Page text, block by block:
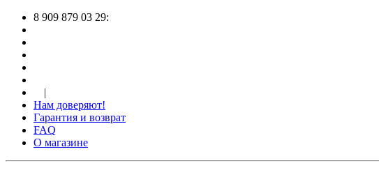
8 909 879 03 29:
|
Нам доверяют!
Гарантия и возврат
FAQ
О магазине